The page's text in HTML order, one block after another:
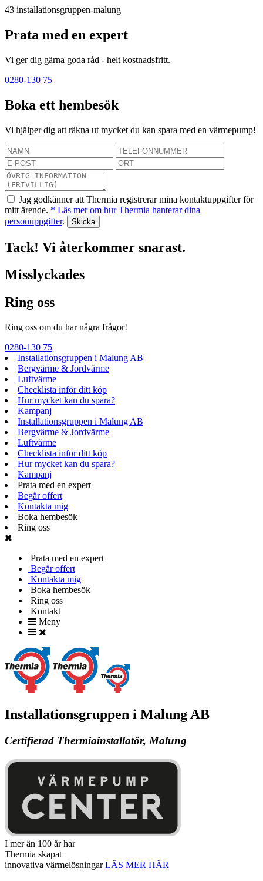
43 installationsgruppen-malung
Prata med en expert
Vi ger dig gärna goda råd - helt kostnadsfritt.
0280-130 75
Boka ett hembesök
Vi hjälper dig att räkna ut mycket du kan spara med en värmepump!
Jag godkänner att Thermia registrerar mina kontaktuppgifter för
mitt ärende. * Läs mer om hur Thermia hanterar dina
personuppgifter.
Tack! Vi återkommer snarast.
Misslyckades
Ring oss
Ring oss om du har några frågor!
0280-130 75
Installationsgruppen i Malung AB
Bergvärme & Jordvärme
Luftvärme
Checklista inför ditt köp
Hur mycket kan du spara?
Kampanj
Installationsgruppen i Malung AB
Bergvärme & Jordvärme
Luftvärme
Checklista inför ditt köp
Hur mycket kan du spara?
Kampanj
Prata med en expert
Begär offert
Kontakta mig
Boka hembesök
Ring oss
Prata med en expert
Begär offert
Kontakta mig
Boka hembesök
Ring oss
Kontakt
Meny
Installationsgruppen i Malung AB
Certifierad Thermiainstallatör, Malung
I mer än 100 år har
Thermia skapat
innovativa värmelösningar LÄS MER HÄR